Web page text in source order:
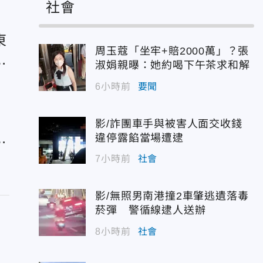
社會
周玉蔻「坐牢+賠2000萬」？張
淑娟親曝：她約喝下午茶求和解
6小時前 要聞
影/詐團車手與被害人面交收錢
違停露餡當場遭逮
7小時前 社會
影/無照男南港撞2車肇逃遺落毒
菸彈 警循線逮人送辦
8小時前 社會